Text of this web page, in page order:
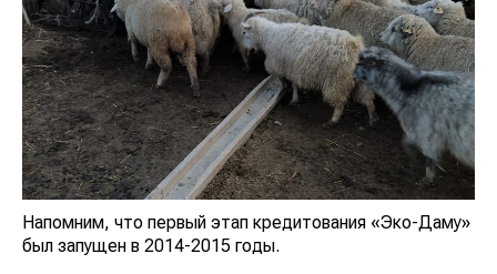
Напомним, что первый этап кредитования «Эко-Даму»
был запущен в 2014-2015 годы.